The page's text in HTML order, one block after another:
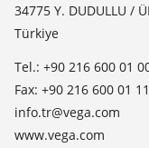
Blog
34775 Y. DUDULLU /
Türkiye
Tel.: +90 216 600 01
Fax: +90 216 600 01 11
info.tr@vega.com
www.vega.com